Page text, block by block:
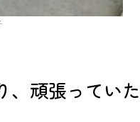
、頑張ってい